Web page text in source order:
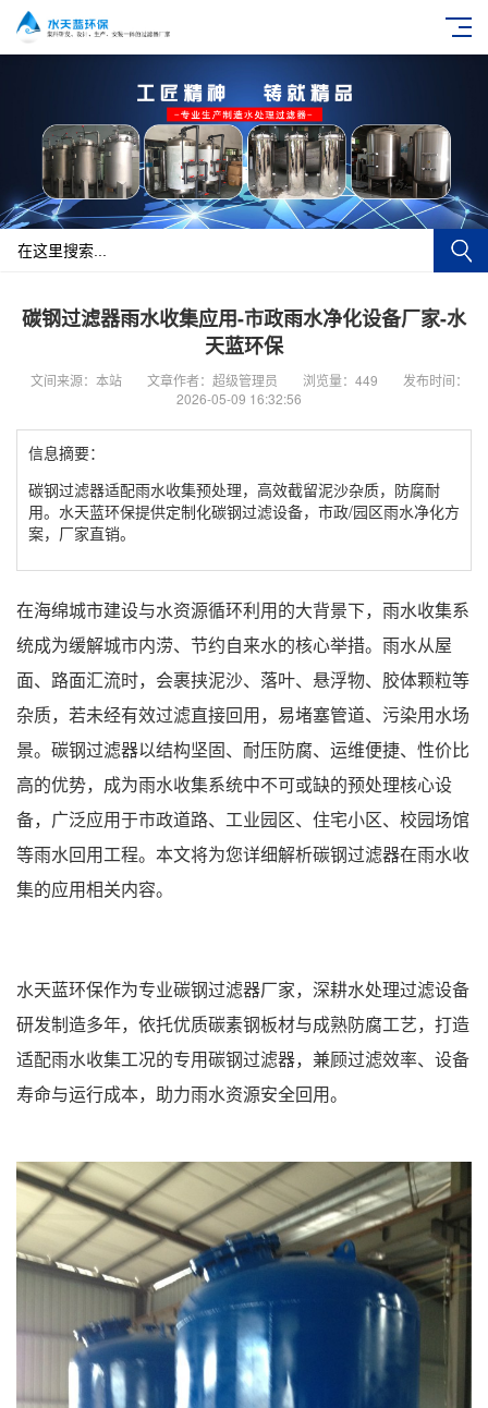
碳钢过滤器雨水收集应用-市政雨水净化设备厂家-水
天蓝环保
文间来源：本站 文章作者：超级管理员 浏览量：449
发布时间：
2026-05-09 16:32:56
信息摘要：
碳钢过滤器适配雨水收集预处理，高效截留泥沙杂质，防腐耐
用。水天蓝环保提供定制化碳钢过滤设备，市政/园区雨水净化方
案，厂家直销。
在海绵城市建设与水资源循环利用的大背景下，雨水收集系
统成为缓解城市内涝、节约自来水的核心举措。雨水从屋
面、路面汇流时，会裹挟泥沙、落叶、悬浮物、胶体颗粒等
杂质，若未经有效过滤直接回用，易堵塞管道、污染用水场
景。碳钢过滤器以结构坚固、耐压防腐、运维便捷、性价比
高的优势，成为雨水收集系统中不可或缺的预处理核心设
备，广泛应用于市政道路、工业园区、住宅小区、校园场馆
等雨水回用工程。 本文将为您详细解析碳钢过滤器在雨水收
集的应用相关内容。
水天蓝环保作为专业碳钢过滤器厂家，深耕水处理过滤设备
研发制造多年，依托优质碳素钢板材与成熟防腐工艺，打造
适配雨水收集工况的专用碳钢过滤器，兼顾过滤效率、设备
寿命与运行成本，助力雨水资源安全回用。